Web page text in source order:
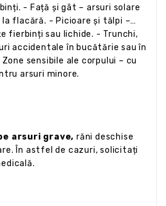
- Față și gât – arsuri solare
flacără. - Picioare și tălpi –
fierbinți sau lichide. - Trunchi,
accidentale în bucătărie sau în
sensibile ale corpului – cu
arsuri minore.
arsuri grave, răni deschise
În astfel de cazuri, solicitați